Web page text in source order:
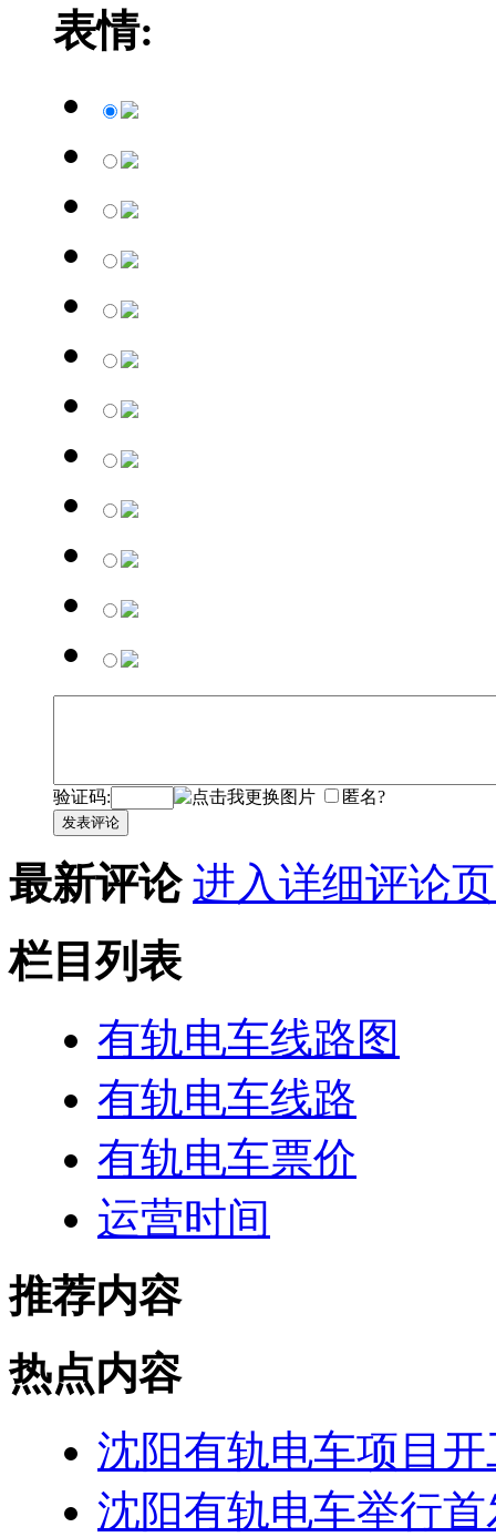
表情:
验证码: 匿名?
发表评论
最新评论 进入详细评论
栏目列表
有轨电车线路图
有轨电车线路
有轨电车票价
运营时间
推荐内容
热点内容
沈阳有轨电车项目
沈阳有轨电车举行